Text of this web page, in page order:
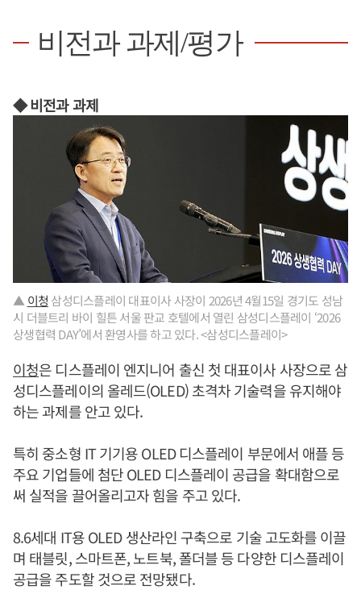
비전과 과제/평가
◆ 비전과 과제
▲ 이청 삼성디스플레이 대표이사 사장이 2026년 4월15일 경기도 성남
시 더블트리 바이 힐튼 서울 판교 호텔에서 열린 삼성디스플레이 ‘2026
상생협력 DAY’에서 환영사를 하고 있다. <삼성디스플레이>
이청은 디스플레이 엔지니어 출신 첫 대표이사 사장으로 삼
성디스플레이의 올레드(OLED) 초격차 기술력을 유지해야
하는 과제를 안고 있다.
특히 중소형 IT 기기용 OLED 디스플레이 부문에서 애플 등
주요 기업들에 첨단 OLED 디스플레이 공급을 확대함으로
써 실적을 끌어올리고자 힘을 주고 있다.
8.6세대 IT용 OLED 생산라인 구축으로 기술 고도화를 이끌
며 태블릿, 스마트폰, 노트북, 폴더블 등 다양한 디스플레이
공급을 주도할 것으로 전망됐다.